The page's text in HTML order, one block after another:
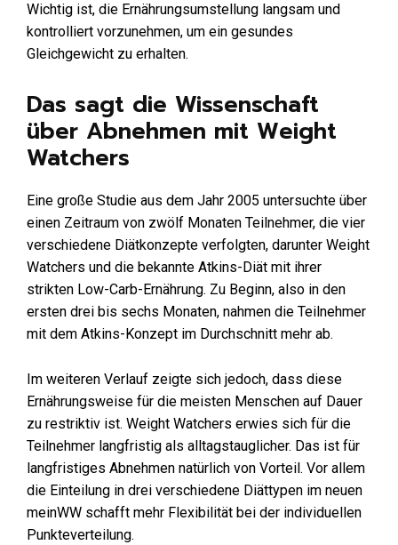
Wichtig ist, die Ernährungsumstellung langsam und
kontrolliert vorzunehmen, um ein gesundes
Gleichgewicht zu erhalten.
Das sagt die Wissenschaft
über Abnehmen mit Weight
Watchers
Eine große Studie aus dem Jahr 2005 untersuchte über
einen Zeitraum von zwölf Monaten Teilnehmer, die vier
verschiedene Diätkonzepte verfolgten, darunter Weight
Watchers und die bekannte Atkins-Diät mit ihrer
strikten Low-Carb-Ernährung. Zu Beginn, also in den
ersten drei bis sechs Monaten, nahmen die Teilnehmer
mit dem Atkins-Konzept im Durchschnitt mehr ab.
Im weiteren Verlauf zeigte sich jedoch, dass diese
Ernährungsweise für die meisten Menschen auf Dauer
zu restriktiv ist. Weight Watchers erwies sich für die
Teilnehmer langfristig als alltagstauglicher. Das ist für
langfristiges Abnehmen natürlich von Vorteil. Vor allem
die Einteilung in drei verschiedene Diättypen im neuen
meinWW schafft mehr Flexibilität bei der individuellen
Punkteverteilung.